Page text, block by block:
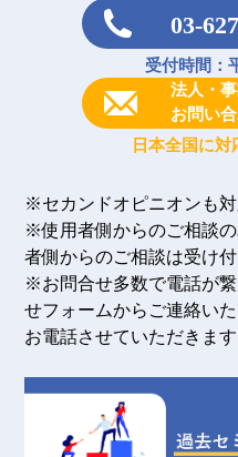
03-
受付時間：
法人・
お問い
日本全国に対
※セカンドオピニオンも対
※使用者側からのご相談
者側からのご相談は受け付
※お問合せ多数で電話が
せフォームからご連絡い
お電話させていただきます